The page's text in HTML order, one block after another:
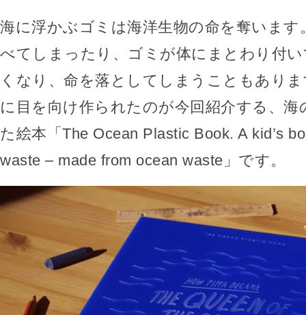
海に浮かぶゴミは海洋生物の命を奪います
べてしまったり、ゴミが体にまとわり付
くなり、命を落としてしまうこともあり
に目を向け作られたのが今回紹介する、海
た絵本「The Ocean Plastic Book. A kid’s
waste – made from ocean waste」です。